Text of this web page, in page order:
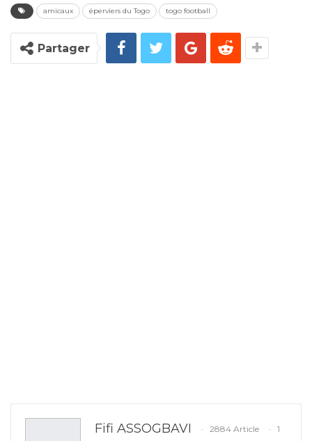
amicaux éperviers du Togo togo football
Partager
Fifi ASSOGBAVI 2884 Article
1